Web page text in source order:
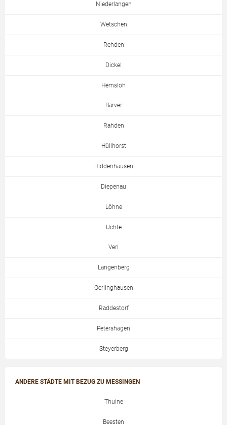
Niederlangen
Wetschen
Rehden
Dickel
Hemsloh
Barver
Rahden
Hüllhorst
Hiddenhausen
Diepenau
Löhne
Uchte
Verl
Langenberg
Oerlinghausen
Raddestorf
Petershagen
Steyerberg
ANDERE STÄDTE MIT BEZUG ZU MESSINGEN
Thuine
Beesten